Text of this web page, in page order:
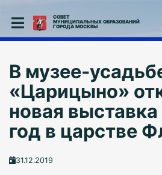
СОВЕТ
МУНИЦИПАЛЬНЫХ ОБРАЗОВАНИЙ
ГОРОДА МОСКВЫ
В музее-
«Царицыно»
новая
год в царстве
31.12.2019